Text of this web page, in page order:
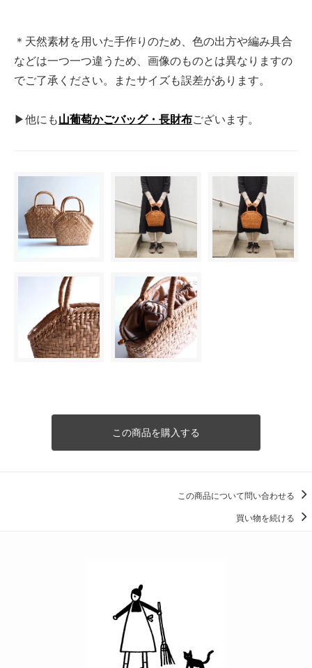
＊天然素材を用いた手作りのため、色の出方や編み具合
などは一つ一つ違うため、画像のものとは異なりますの
でご了承ください。またサイズも誤差があります。
▶他にも山葡萄かごバッグ・長財布ございます。
この商品を購入する
この商品について問い合わせる
買い物を続ける